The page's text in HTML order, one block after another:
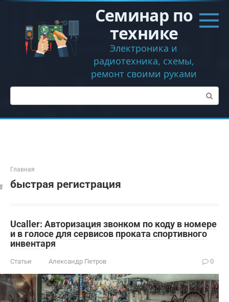
Перейти
контенту
Семинар по
технике
Электроника и
радиотехника, схемы,
ремонт своими руками
Поиск:
Главная
быстрая регистрация
Ucaller: Авторизация звонком по коду в номере
и в голосе для сервисов проката спортивного
инвентаря
Статьи Александр Петров 0